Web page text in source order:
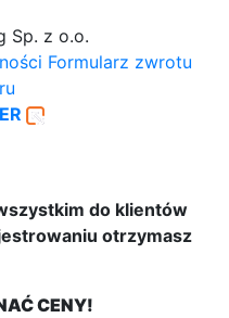
Sp. z o.o.
Formularz zwrotu
do klientów
otrzymasz
CENY!